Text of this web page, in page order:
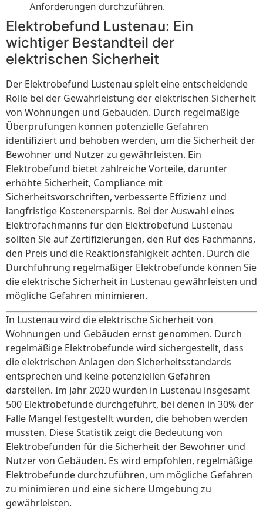
Anforderungen durchzuführen.
Elektrobefund Lustenau: Ein
wichtiger Bestandteil der
elektrischen Sicherheit
Der Elektrobefund Lustenau spielt eine entscheidende
Rolle bei der Gewährleistung der elektrischen Sicherheit
von Wohnungen und Gebäuden. Durch regelmäßige
Überprüfungen können potenzielle Gefahren
identifiziert und behoben werden, um die Sicherheit der
Bewohner und Nutzer zu gewährleisten. Ein
Elektrobefund bietet zahlreiche Vorteile, darunter
erhöhte Sicherheit, Compliance mit
Sicherheitsvorschriften, verbesserte Effizienz und
langfristige Kostenersparnis. Bei der Auswahl eines
Elektrofachmanns für den Elektrobefund Lustenau
sollten Sie auf Zertifizierungen, den Ruf des Fachmanns,
den Preis und die Reaktionsfähigkeit achten. Durch die
Durchführung regelmäßiger Elektrobefunde können Sie
die elektrische Sicherheit in Lustenau gewährleisten und
mögliche Gefahren minimieren.
In Lustenau wird die elektrische Sicherheit von
Wohnungen und Gebäuden ernst genommen. Durch
regelmäßige Elektrobefunde wird sichergestellt, dass
die elektrischen Anlagen den Sicherheitsstandards
entsprechen und keine potenziellen Gefahren
darstellen. Im Jahr 2020 wurden in Lustenau insgesamt
500 Elektrobefunde durchgeführt, bei denen in 30% der
Fälle Mängel festgestellt wurden, die behoben werden
mussten. Diese Statistik zeigt die Bedeutung von
Elektrobefunden für die Sicherheit der Bewohner und
Nutzer von Gebäuden. Es wird empfohlen, regelmäßige
Elektrobefunde durchzuführen, um mögliche Gefahren
zu minimieren und eine sichere Umgebung zu
gewährleisten.